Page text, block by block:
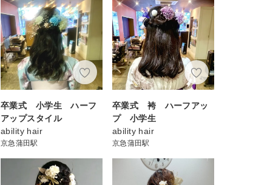
卒業式 小学生 ハーフ
アップスタイル
ability hair
京急蒲田駅
卒業式 袴 ハーフアッ
プ 小学生
ability hair
京急蒲田駅